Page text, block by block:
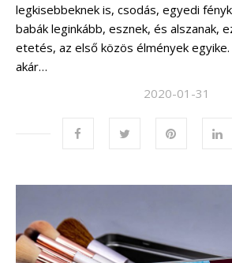
legkisebbeknek is, csodás, egyedi
babák leginkább, esznek, és alszanak,
etetés, az első közös élmények
akár…
2020-01-31